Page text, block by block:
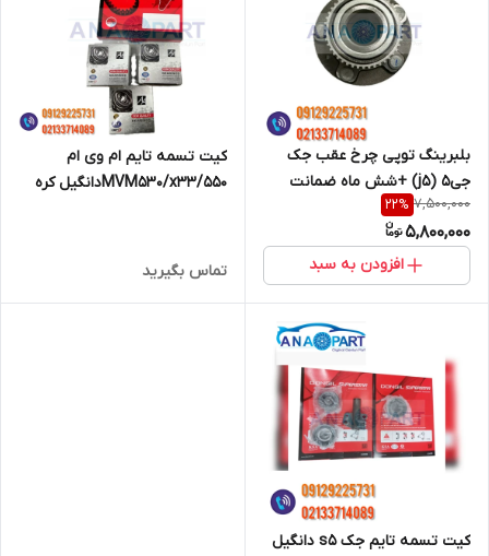
بلبرینگ توپی چرخ عقب جک
جی5 (j5) +شش ماه ضمانت
7,500,000
22%
5,800,000
افزودن به سبد
کیت تسمه تایم ام وی ام
MVM530/x33/550دانگیل کره
تماس بگیرید
کیت تسمه تایم جک s5 دانگیل